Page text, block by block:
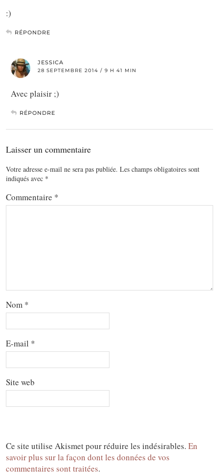
:)
RÉPONDRE
JESSICA
28 SEPTEMBRE 2014 / 9 H 41 MIN
Avec plaisir ;)
RÉPONDRE
Laisser un commentaire
Votre adresse e-mail ne sera pas publiée. Les champs obligatoires sont
indiqués avec *
Commentaire *
Nom *
E-mail *
Site web
Ce site utilise Akismet pour réduire les indésirables. En
savoir plus sur la façon dont les données de vos
commentaires sont traitées.